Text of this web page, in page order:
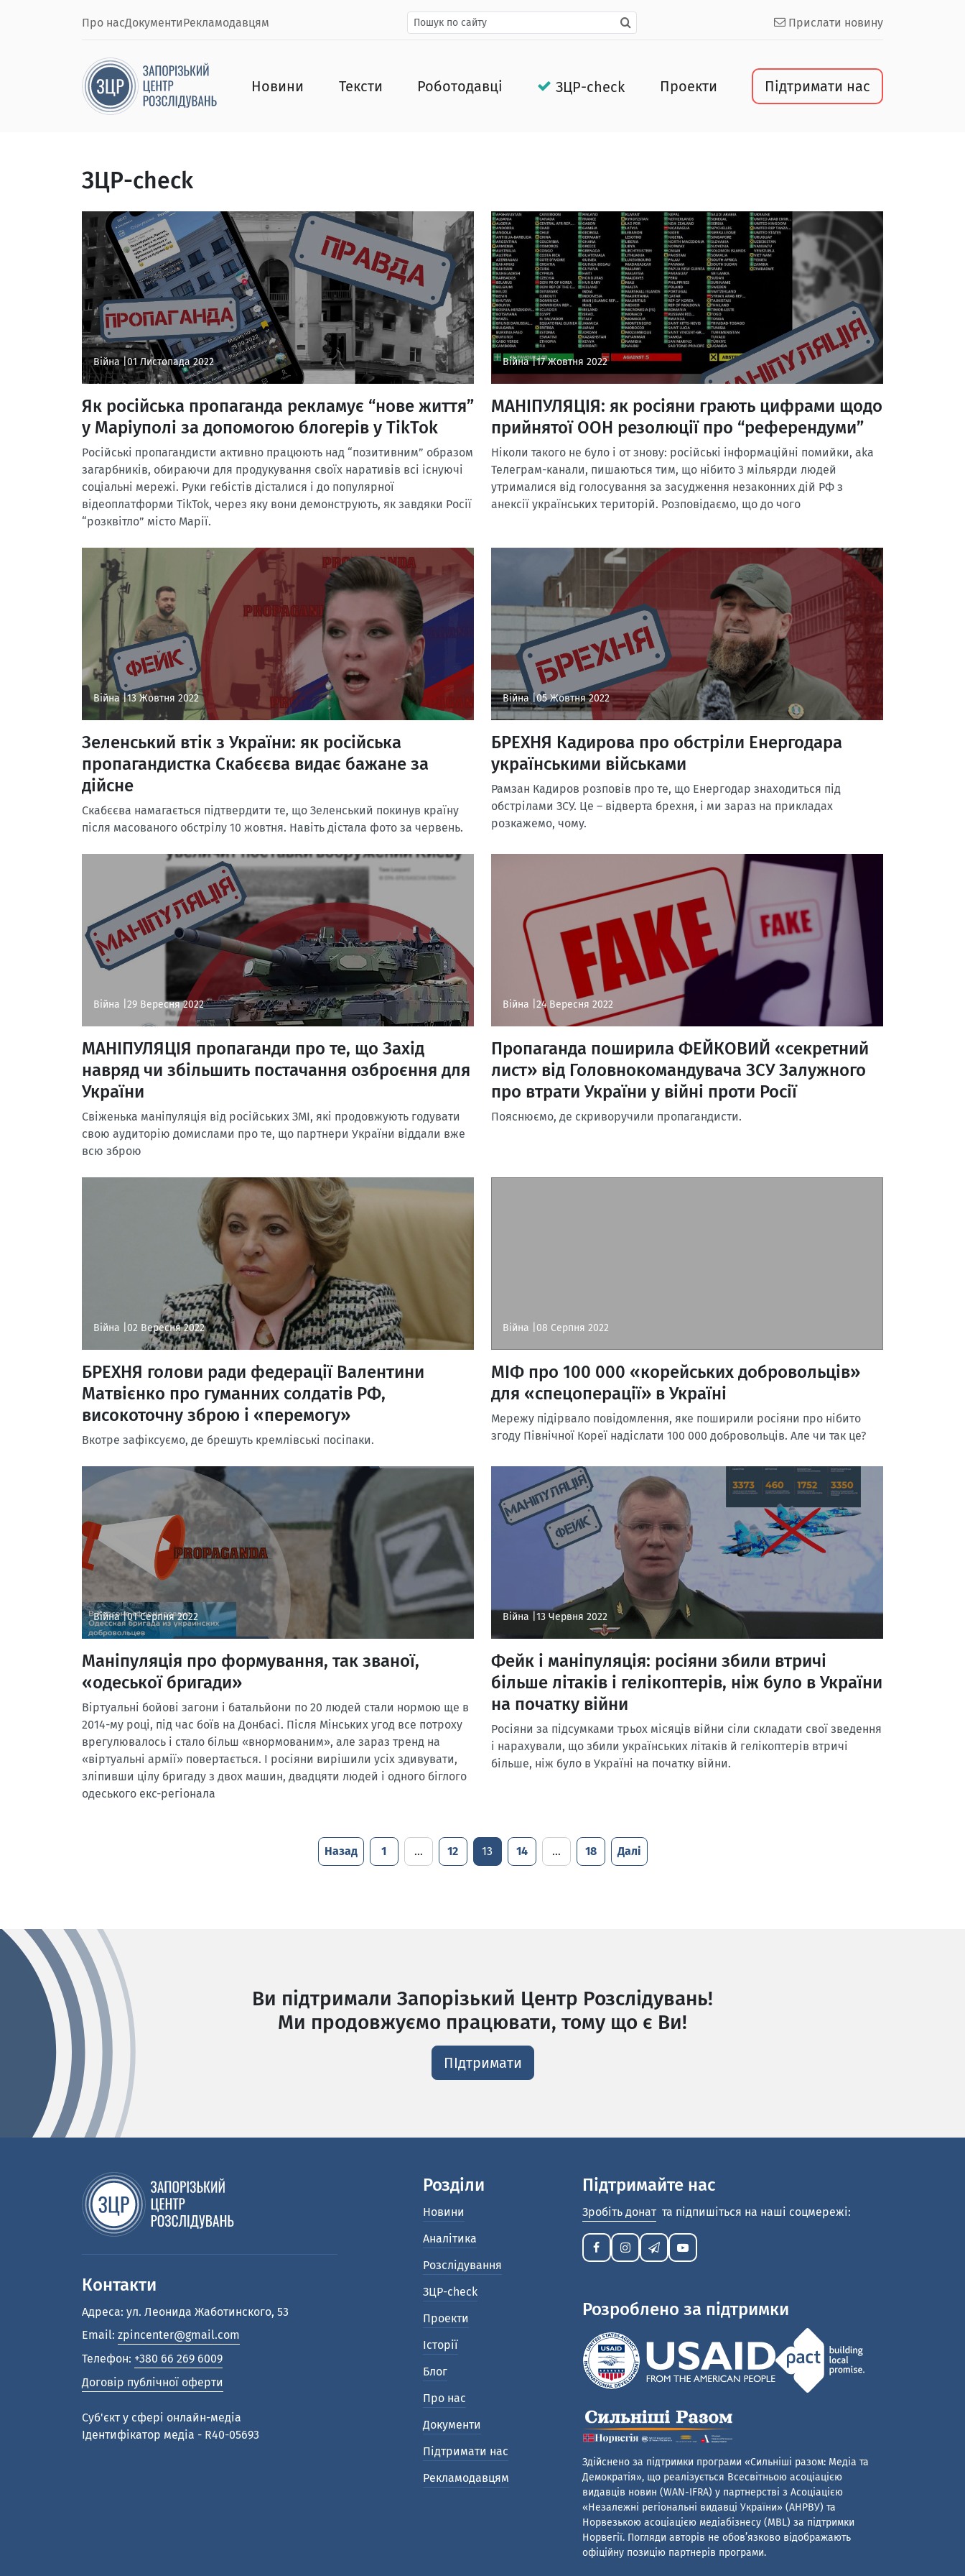
Про насДокументиРекламодавцям Прислати новину
Новини Тексти Роботодавці ЗЦР-check Проекти Підтримати нас
ЗЦР-check
Війна |01 Листопада 2022
Як російська пропаганда рекламує “нове життя”
у Маріуполі за допомогою блогерів у TikTok
Російські пропагандисти активно працюють над “позитивним” образом
загарбників, обираючи для продукування своїх наративів всі існуючі
соціальні мережі. Руки гебістів дісталися і до популярної
відеоплатформи TikTok, через яку вони демонструють, як завдяки Росії
“розквітло” місто Марії.
Війна |17 Жовтня 2022
МАНІПУЛЯЦІЯ: як росіяни грають цифрами щодо
прийнятої ООН резолюції про “референдуми”
Ніколи такого не було і от знову: російські інформаційні помийки, aka
Телеграм-канали, пишаються тим, що нібито 3 мільярди людей
утрималися від голосування за засудження незаконних дій РФ з
анексії українських територій. Розповідаємо, що до чого
Війна |13 Жовтня 2022
Зеленський втік з України: як російська
пропагандистка Скабєєва видає бажане за
дійсне
Скабєєва намагається підтвердити те, що Зеленський покинув країну
після масованого обстрілу 10 жовтня. Навіть дістала фото за червень.
Війна |05 Жовтня 2022
БРЕХНЯ Кадирова про обстріли Енергодара
українськими військами
Рамзан Кадиров розповів про те, що Енергодар знаходиться під
обстрілами ЗСУ. Це – відверта брехня, і ми зараз на прикладах
розкажемо, чому.
Війна | 29 Вересня 2022
МАНІПУЛЯЦІЯ пропаганди про те, що Захід
навряд чи збільшить постачання озброєння для
України
Свіженька маніпуляція від російських ЗМІ, які продовжують годувати
свою аудиторію домислами про те, що партнери України віддали вже
всю зброю
Війна | 24 Вересня 2022
Пропаганда поширила ФЕЙКОВИЙ «секретний
лист» від Головнокомандувача ЗСУ Залужного
про втрати України у війні проти Росії
Пояснюємо, де скриворучили пропагандисти.
Війна | 02 Вересня 2022
БРЕХНЯ голови ради федерації Валентини
Матвієнко про гуманних солдатів РФ,
високоточну зброю і «перемогу»
Вкотре зафіксуємо, де брешуть кремлівські посіпаки.
Війна | 08 Серпня 2022
МІФ про 100 000 «корейських добровольців»
для «спецоперації» в Україні
Мережу підірвало повідомлення, яке поширили росіяни про нібито
згоду Північної Кореї надіслати 100 000 добровольців. Але чи так це?
Війна |01 Серпня 2022
Маніпуляція про формування, так званої,
«одеської бригади»
Віртуальні бойові загони і батальйони по 20 людей стали нормою ще в
2014-му році, під час боїв на Донбасі. Після Мінських угод все потроху
врегулювалось і стало більш «внормованим», але зараз тренд на
«віртуальні армії» повертається. І росіяни вирішили усіх здивувати,
зліпивши цілу бригаду з двох машин, двадцяти людей і одного біглого
одеського екс-регіонала
Війна | 13 Червня 2022
Фейк і маніпуляція: росіяни збили втричі
більше літаків і гелікоптерів, ніж було в України
на початку війни
Росіяни за підсумками трьох місяців війни сіли складати свої зведення
і нарахували, що збили українських літаків й гелікоптерів втричі
більше, ніж було в Україні на початку війни.
Назад 1 … 12 13 14 … 18 Далі
Ви підтримали Запорізький Центр Розслідувань!
Ми продовжуємо працювати, тому що є Ви!
ПІдтримати
Контакти
Адреса: ул. Леонида Жаботинского, 53
Email: zpincenter@gmail.com
Телефон: +380 66 269 6009
Договір публічної оферти
Cуб'єкт у сфері онлайн-медіа
Ідентифікатор медіа - R40-05693
Розділи
Новини
Аналітика
Розслідування
ЗЦР-check
Проекти
Історії
Блог
Про нас
Документи
Підтримати нас
Рекламодавцям
Підтримайте нас
Зробіть донат та підпишіться на наші соцмережі:
Розроблено за підтримки
Здійснено за підтримки програми «Сильніші разом: Медіа та
Демократія», що реалізується Всесвітньою асоціацією
видавців новин (WAN-IFRA) у партнерстві з Асоціацією
«Незалежні регіональні видавці України» (АНРВУ) та
Норвезькою асоціацією медіабізнесу (MBL) за підтримки
Норвегії. Погляди авторів не обов’язково відображають
офіційну позицію партнерів програми.